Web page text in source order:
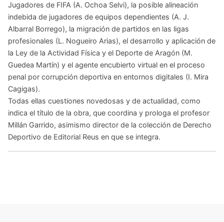
Jugadores de FIFA (A. Ochoa Selvi), la posible alineación
indebida de jugadores de equipos dependientes (A. J.
Albarral Borrego), la migración de partidos en las ligas
profesionales (L. Nogueiro Arias), el desarrollo y aplicación de
la Ley de la Actividad Física y el Deporte de Aragón (M.
Guedea Martín) y el agente encubierto virtual en el proceso
penal por corrupción deportiva en entornos digitales (I. Mira
Cagigas).
Todas ellas cuestiones novedosas y de actualidad, como
indica el título de la obra, que coordina y prologa el profesor
Millán Garrido, asimismo director de la colección de Derecho
Deportivo de Editorial Reus en que se integra.